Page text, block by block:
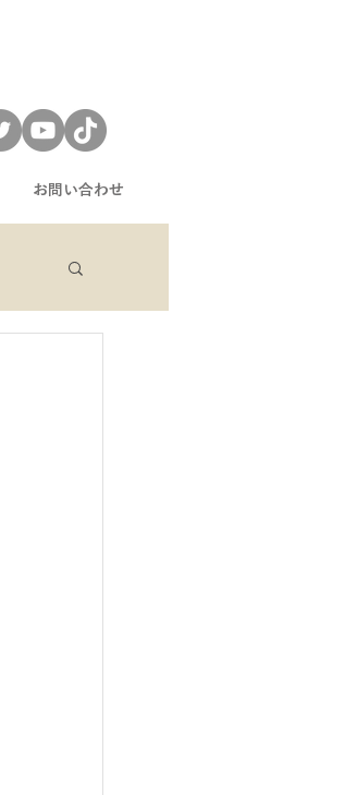
お問い合わせ